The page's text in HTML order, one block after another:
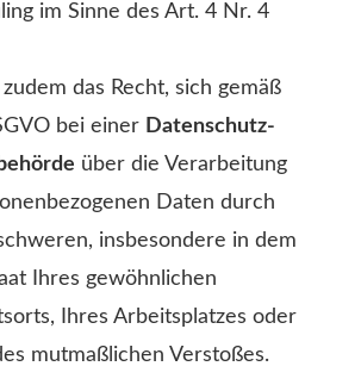
im Sinne des Art. 4 Nr. 4
das Recht, sich gemäß
bei einer Datenschutz-
über die Verarbeitung
Daten durch
insbesondere in dem
Ihres gewöhnlichen
Ihres Arbeitsplatzes oder
mutmaßlichen Verstoßes.